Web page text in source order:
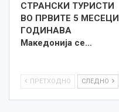
СТРАНСКИ ТУРИСТИ
ВО ПРВИТЕ 5 МЕСЕЦИ
ГОДИНАВА
Македонија се…
ПРЕТХОДНО СЛЕДНО